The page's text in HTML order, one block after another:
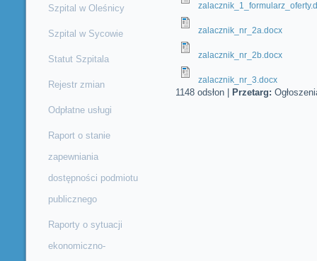
Szpital w Oleśnicy
Szpital w Sycowie
Statut Szpitala
Rejestr zmian
Odpłatne usługi
Raport o stanie
zapewniania
dostępności podmiotu
publicznego
Raporty o sytuacji
ekonomiczno-
zalacznik_nr_2a.docx
zalacznik_nr_2b.docx
zalacznik_nr_3.docx
1148 odsłon Przetarg: